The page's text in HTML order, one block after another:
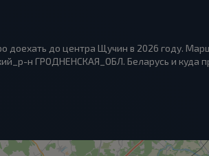
до центра Щучин в 2026 году.
н ГРОДНЕНСКАЯ_ОБЛ. Беларусь и куда